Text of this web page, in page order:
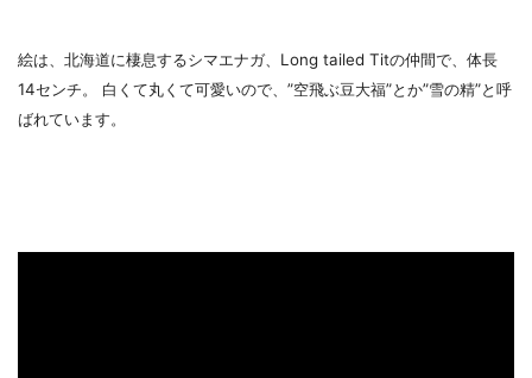
絵は、北海道に棲息するシマエナガ、Long tailed Titの仲間で、体長
14センチ。 白くて丸くて可愛いので、”空飛ぶ豆大福”とか”雪の精”と呼
ばれています。